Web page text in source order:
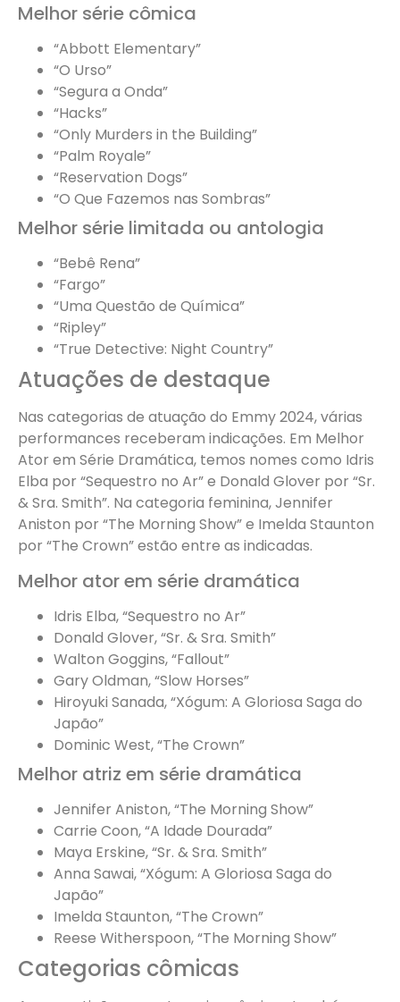
Melhor série cômica
“Abbott Elementary”
“O Urso”
“Segura a Onda”
“Hacks”
“Only Murders in the Building”
“Palm Royale”
“Reservation Dogs”
“O Que Fazemos nas Sombras”
Melhor série limitada ou antologia
“Bebê Rena”
“Fargo”
“Uma Questão de Química”
“Ripley”
“True Detective: Night Country”
Atuações de destaque
Nas categorias de atuação do Emmy 2024, várias
performances receberam indicações. Em Melhor
Ator em Série Dramática, temos nomes como Idris
Elba por “Sequestro no Ar” e Donald Glover por “Sr.
& Sra. Smith”. Na categoria feminina, Jennifer
Aniston por “The Morning Show” e Imelda Staunton
por “The Crown” estão entre as indicadas.
Melhor ator em série dramática
Idris Elba, “Sequestro no Ar”
Donald Glover, “Sr. & Sra. Smith”
Walton Goggins, “Fallout”
Gary Oldman, “Slow Horses”
Hiroyuki Sanada, “Xógum: A Gloriosa Saga do
Japão”
Dominic West, “The Crown”
Melhor atriz em série dramática
Jennifer Aniston, “The Morning Show”
Carrie Coon, “A Idade Dourada”
Maya Erskine, “Sr. & Sra. Smith”
Anna Sawai, “Xógum: A Gloriosa Saga do
Japão”
Imelda Staunton, “The Crown”
Reese Witherspoon, “The Morning Show”
Categorias cômicas